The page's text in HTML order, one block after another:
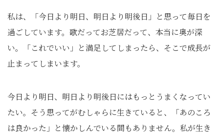
私は、「今日より明日、明日より明後日」と思って毎日を
過ごしています。歌だってお芝居だって、本当に奥が深
い。「これでいい」と満足してしまったら、そこで成長が
止まってしまいます。
今日より明日、明日より明後日にはもっとうまくなってい
たい。そう思ってがむしゃらに生きていると、「あのころ
は良かった」と懐かしんでいる間もありません。私が生き